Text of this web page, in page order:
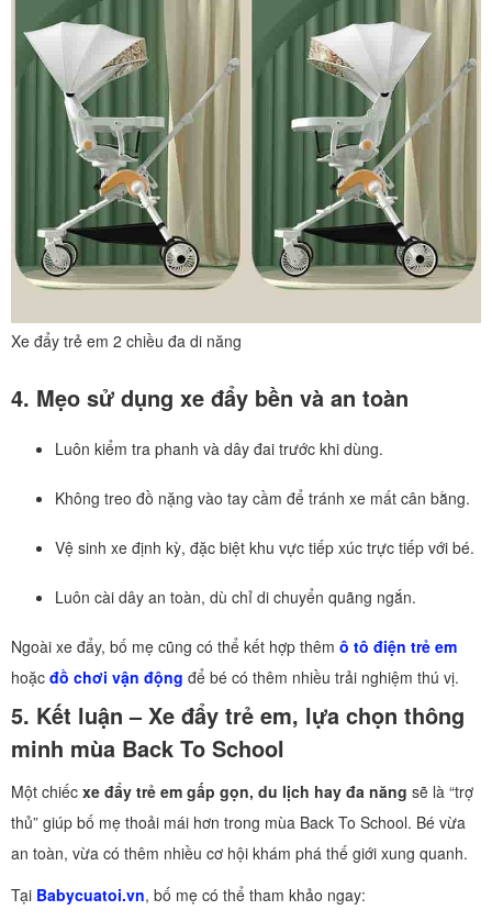
Xe đẩy trẻ em 2 chiều đa di năng
4. Mẹo sử dụng xe đẩy bền và an toàn
Luôn kiểm tra phanh và dây đai trước khi dùng.
Không treo đồ nặng vào tay cầm để tránh xe mất cân bằng.
Vệ sinh xe định kỳ, đặc biệt khu vực tiếp xúc trực tiếp với bé.
Luôn cài dây an toàn, dù chỉ di chuyển quãng ngắn.
Ngoài xe đẩy, bố mẹ cũng có thể kết hợp thêm ô tô điện trẻ em
hoặc đồ chơi vận động để bé có thêm nhiều trải nghiệm thú vị.
5. Kết luận – Xe đẩy trẻ em, lựa chọn thông
minh mùa Back To School
Một chiếc xe đẩy trẻ em gấp gọn, du lịch hay đa năng sẽ là “trợ
thủ” giúp bố mẹ thoải mái hơn trong mùa Back To School. Bé vừa
an toàn, vừa có thêm nhiều cơ hội khám phá thế giới xung quanh.
Tại Babycuatoi.vn, bố mẹ có thể tham khảo ngay: